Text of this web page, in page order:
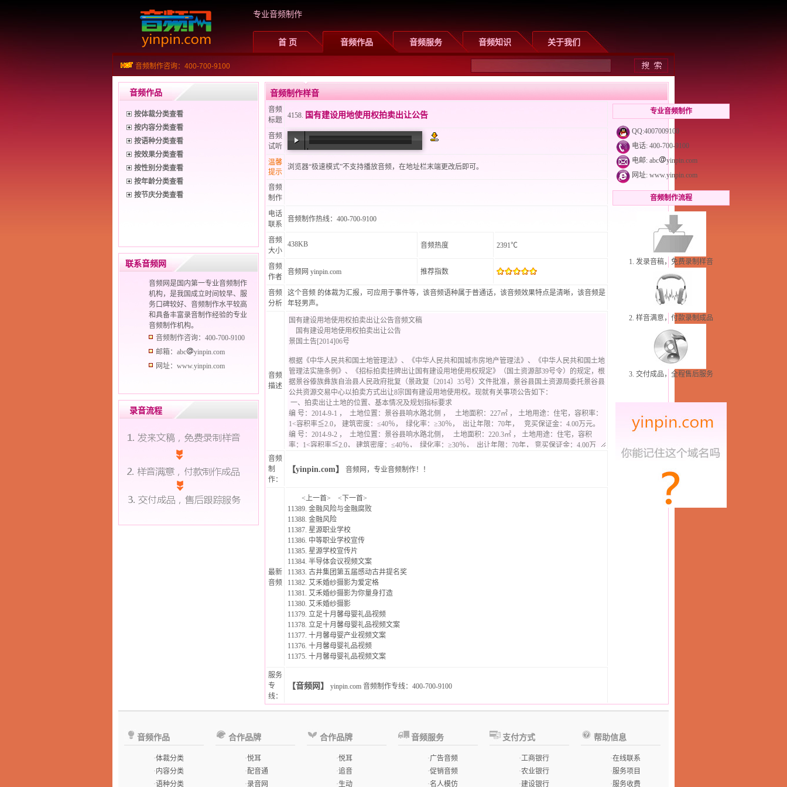
专业音频制作
首 页 音频作品 音频服务 音频知识 关于我们
音频制作咨询：400-700-9100
音频作品
按体裁分类查看
按内容分类查看
按语种分类查看
按效果分类查看
按性别分类查看
按年龄分类查看
按节庆分类查看
联系音频网
音频网是国内第一专业音频制作
机构，是我国成立时间较早、服
务口碑较好、音频制作水平较高
和具备丰富录音制作经验的专业
音频制作机构。
音频制作咨询：400-700-9100
邮箱：abc
yinpin.com
网址：www.yinpin.com
录音流程
音频制作样音
音频
标题
4158. 国有建设用地使用权拍卖出让公告
音频
试听
温馨
提示
浏览器“极速模式”不支持播放音频，在地址栏末端更改后即可。
音频
制作
电话
联系
音频制作热线：400-700-9100
音频
大小
438KB 音频热度 2391℃
音频
作者
音频网 yinpin.com 推荐指数
音频
分析
这个音频 的体裁为汇报，可应用于事件等，该音频语种属于普通话，该音频效果特点是清晰，该音频是
年轻男声。
音频
描述
音频
制
作：
【yinpin.com】 音频网 ， 专业音频制作！ ！
最新
音频
<上一首> < 下一首>
11389. 金融风险与金融腐败
11388. 金融风险
11387. 星源职业学校
11386. 中等职业学校宣传
11385. 星源学校宣传片
11384. 半导体会议视频文案
11383. 古井集团第五届感动古井提名奖
11382. 艾禾婚纱摄影为爱定格
11381. 艾禾婚纱摄影为你量身打造
11380. 艾禾婚纱摄影
11379. 立足十月馨母婴礼品视频
11378. 立足十月馨母婴礼品视频文案
11377. 十月馨母婴产业视频文案
11376. 十月馨母婴礼品视频
11375. 十月馨母婴礼品视频文案
服务
专
线：
【音频网】 yinpin.com 音频制作专线：400-700-9100
专业音频制作
QQ:4007009100
电话: 400-700-9100
电邮: abc
yinpin.com
网址: www.yinpin.com
音频制作流程
1. 发录音稿，免费录制样音
2. 样音满意，付款录制成品
3. 交付成品，全程售后服务
音频作品
·体裁分类
· 内容分类
·语种分类
合作品牌
·悦耳
·配音通
·录音网
合作品牌
·悦耳
·追音
·生动
音频服务
·广告音频
·促销音频
·名人模仿
支付方式
·工商银行
·农业银行
·建设银行
帮助信息
·在线联系
·服务项目
·服务收费